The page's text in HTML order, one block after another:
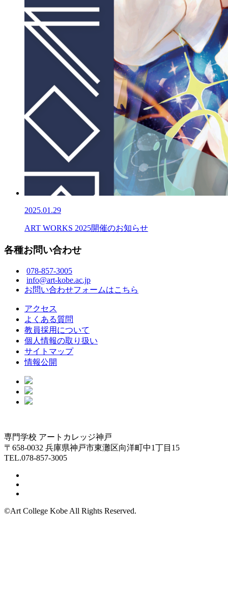
2025.01.29
ART WORKS 2025開催のお知らせ
各種お問い合わせ
078-857-3005
info@art-kobe.ac.jp
お問い合わせフォームはこちら
アクセス
よくある質問
教員採用について
個人情報の取り扱い
サイトマップ
情報公開
専門学校 アートカレッジ神戸
〒658-0032 兵庫県神戸市東灘区向洋町中1丁目15
TEL.078-857-3005
©Art College Kobe All Rights Reserved.